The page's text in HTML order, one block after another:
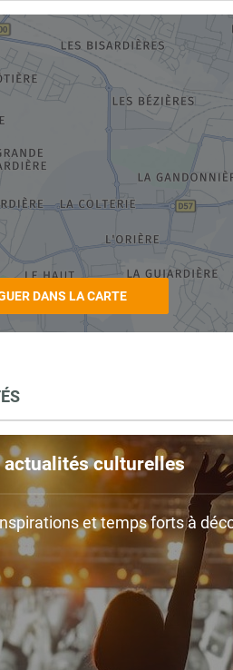
DANS LA CARTE
actualités culturelles
et temps forts à